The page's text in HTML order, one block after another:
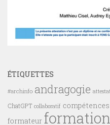
ÉTIQUETTES
#archinfo andragogie
ChatGPT collaboratif compétences
formateur formation